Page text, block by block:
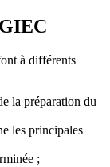
à différents
la préparation du
les principales
;